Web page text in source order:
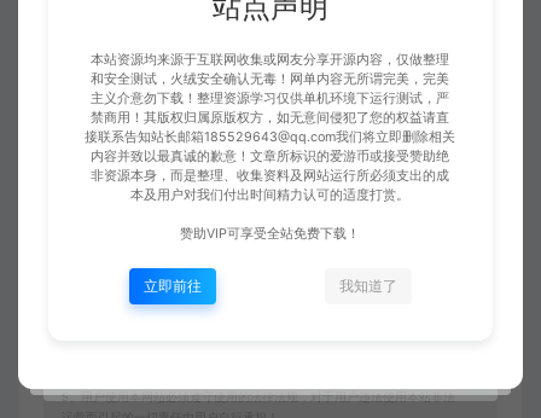
免责申明
请仔细阅读本站免责申明，如不遵守，或无法接受，请勿访问或使用本网
本站内容均为虚拟内容，赞助后无法召回，顾不支持退换！避免纠纷耽误时
1、爱游网单所有网单资源来源于网络，仅供学习交流之用。切勿用于商业
2、如本帖侵犯到任何版权问题，请立即告知本站，本站将及时予与删除并
致以最深的歉意！
3、本站提供的所有资源仅供学习参考使用，版权归原著所有，禁止下载本
5、用户使用本网站必须遵守使用的法律法规，对于用户违法使用本站非法
本站资源均来源于互联网收集或网友分享开源内容，仅做整理
和安全测试，火绒安全确认无毒！网单内容无所谓完美，完美
主义介意勿下载！整理资源学习仅供单机环境下运行测试，严
禁商用！其版权归属原版权方，如无意间侵犯了您的权益请直
接联系告知站长邮箱185529643@qq.com我们将立即删除相关
内容并致以最真诚的歉意！文章所标识的爱游币或接受赞助绝
非资源本身，而是整理、收集资料及网站运行所必须支出的成
本及用户对我们付出时间精力认可的适度打赏。
赞助VIP可享受全站免费下载！
立即前往 我知道了